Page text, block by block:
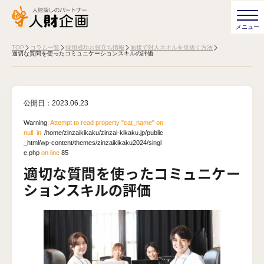
TOP コラム一覧 採用成功お役立ち情報
面接で対人スキルを見抜く方法
適切な質問を使ったコミュニケーションスキルの評価
公開日： 2023.06.23
Warning: Attempt to read property "cat_name" on
null in/home/zinzaikikaku/zinzai-kikaku.jp/public
_html/wp-content/themes/zinzaikikaku2024/singl
e.php on line 85
適切な質問を使ったコミュニケー
ションスキルの評価